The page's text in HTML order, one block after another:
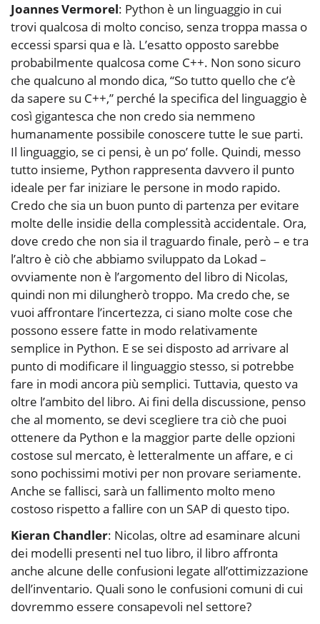
Joannes Vermorel: Python è un linguaggio in cui
trovi qualcosa di molto conciso, senza troppa massa o
eccessi sparsi qua e là. L’esatto opposto sarebbe
probabilmente qualcosa come C++. Non sono sicuro
che qualcuno al mondo dica, “So tutto quello che c’è
da sapere su C++,” perché la specifica del linguaggio è
così gigantesca che non credo sia nemmeno
humanamente possibile conoscere tutte le sue parti.
Il linguaggio, se ci pensi, è un po’ folle. Quindi, messo
tutto insieme, Python rappresenta davvero il punto
ideale per far iniziare le persone in modo rapido.
Credo che sia un buon punto di partenza per evitare
molte delle insidie della complessità accidentale. Ora,
dove credo che non sia il traguardo finale, però – e tra
l’altro è ciò che abbiamo sviluppato da Lokad –
ovviamente non è l’argomento del libro di Nicolas,
quindi non mi dilungherò troppo. Ma credo che, se
vuoi affrontare l’incertezza, ci siano molte cose che
possono essere fatte in modo relativamente
semplice in Python. E se sei disposto ad arrivare al
punto di modificare il linguaggio stesso, si potrebbe
fare in modi ancora più semplici. Tuttavia, questo va
oltre l’ambito del libro. Ai fini della discussione, penso
che al momento, se devi scegliere tra ciò che puoi
ottenere da Python e la maggior parte delle opzioni
costose sul mercato, è letteralmente un affare, e ci
sono pochissimi motivi per non provare seriamente.
Anche se fallisci, sarà un fallimento molto meno
costoso rispetto a fallire con un SAP di questo tipo.
Kieran Chandler: Nicolas, oltre ad esaminare alcuni
dei modelli presenti nel tuo libro, il libro affronta
anche alcune delle confusioni legate all’ottimizzazione
dell’inventario. Quali sono le confusioni comuni di cui
dovremmo essere consapevoli nel settore?